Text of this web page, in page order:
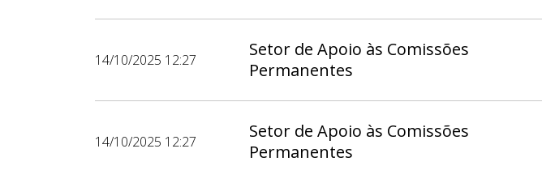
14/10/2025 12:27
Setor de Apoio às Comissões
Permanentes
14/10/2025 12:27
Setor de Apoio às Comissões
Permanentes